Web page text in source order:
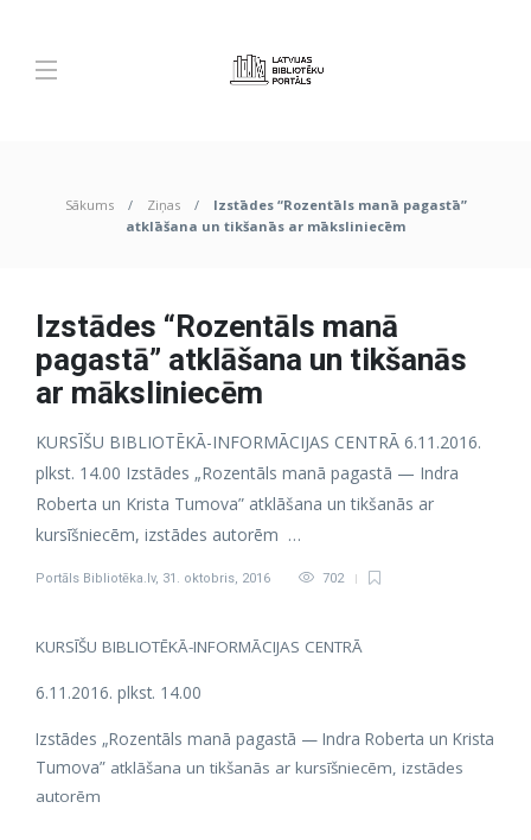
Sākums Ziņas
Izstādes “Rozentāls manā pagastā”
atklāšana un tikšanās ar māksliniecēm
Izstādes “Rozentāls manā
pagastā” atklāšana un tikšanās
ar māksliniecēm
KURSĪŠU BIBLIOTĒKĀ-INFORMĀCIJAS CENTRĀ 6.11.2016.
plkst. 14.00 Izstādes „Rozentāls manā pagastā — Indra
Roberta un Krista Tumova” atklāšana un tikšanās ar
kursīšniecēm, izstādes autorēm …
Portāls Bibliotēka.lv, 31. oktobris, 2016 702
KURSĪŠU BIBLIOTĒKĀ-INFORMĀCIJAS CENTRĀ
6.11.2016. plkst. 14.00
Izstādes „Rozentāls manā pagastā — Indra Roberta un Krista
Tumova” atklāšana un tikšanās ar kursīšniecēm, izstādes
autorēm